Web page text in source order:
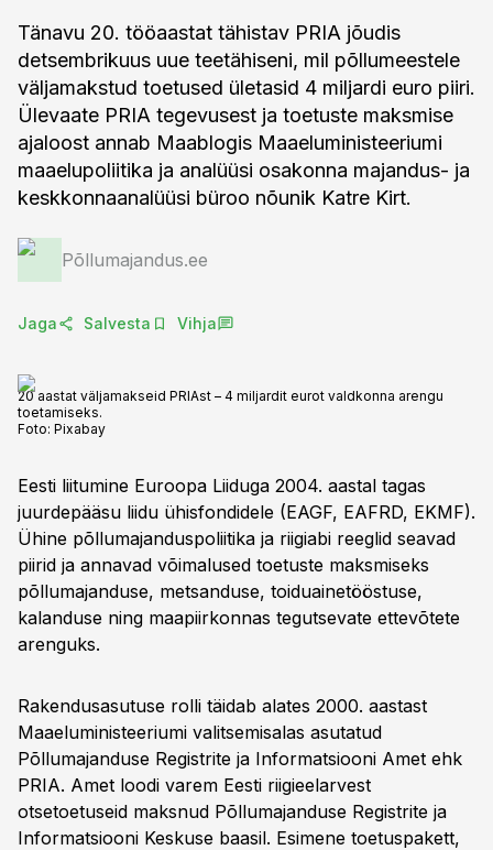
Tänavu 20. tööaastat tähistav PRIA jõudis
detsembrikuus uue teetähiseni, mil põllumeestele
väljamakstud toetused ületasid 4 miljardi euro piiri.
Ülevaate PRIA tegevusest ja toetuste maksmise
ajaloost annab Maablogis Maaeluministeeriumi
maaelupoliitika ja analüüsi osakonna majandus- ja
keskkonnaanalüüsi büroo nõunik Katre Kirt.
Põllumajandus.ee
Jaga Salvesta Vihja
20 aastat väljamakseid PRIAst – 4 miljardit eurot valdkonna arengu
toetamiseks.
Foto: Pixabay
Eesti liitumine Euroopa Liiduga 2004. aastal tagas
juurdepääsu liidu ühisfondidele (EAGF, EAFRD, EKMF).
Ühine põllumajanduspoliitika ja riigiabi reeglid seavad
piirid ja annavad võimalused toetuste maksmiseks
põllumajanduse, metsanduse, toiduainetööstuse,
kalanduse ning maapiirkonnas tegutsevate ettevõtete
arenguks.
Rakendusasutuse rolli täidab alates 2000. aastast
Maaeluministeeriumi valitsemisalas asutatud
Põllumajanduse Registrite ja Informatsiooni Amet ehk
PRIA. Amet loodi varem Eesti riigieelarvest
otsetoetuseid maksnud Põllumajanduse Registrite ja
Informatsiooni Keskuse baasil. Esimene toetuspakett,